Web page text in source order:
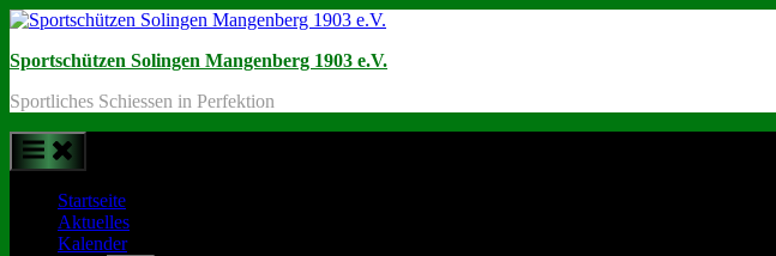
Skip
content
Sportschützen Solingen Mangenberg 1903 e.V.
Sportliches Schiessen in Perfektion
Startseite
Aktuelles
Kalender